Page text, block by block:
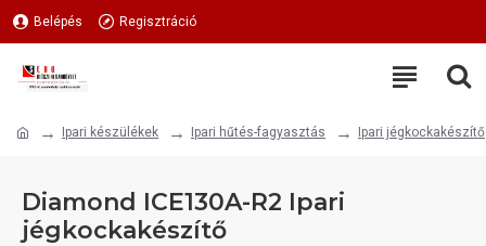
Belépés Regisztráció
Ipari készülékek Ipari hűtés-fagyasztás Ipari jégkockakészítő
Diamond ICE130A-R2 Ipari
jégkockakészítő